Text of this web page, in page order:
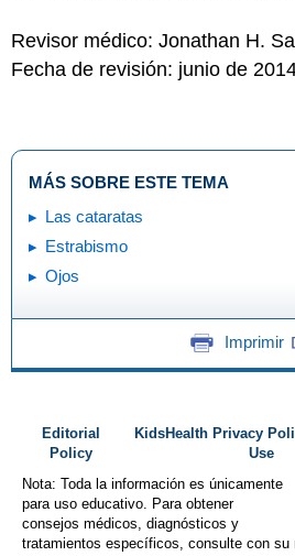
Revisor médico: Jonathan H.
Fecha de revisión: junio de
MÁS SOBRE ESTE TEMA
Las cataratas
Estrabismo
Ojos
Imprimir
Editorial
Policy
KidsHealth Privacy
Use
Nota: Toda la información es únicamente
para uso educativo. Para obtener
consejos médicos, diagnósticos y
tratamientos específicos, consulte con su